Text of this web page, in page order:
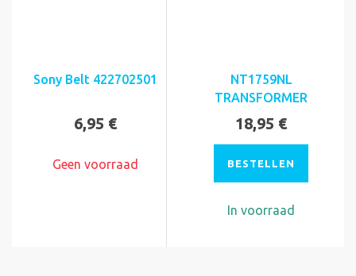
Sony Belt 422702501
6,95 €
Geen voorraad
NT1759NL
TRANSFORMER
18,95 €
BESTELLEN
In voorraad